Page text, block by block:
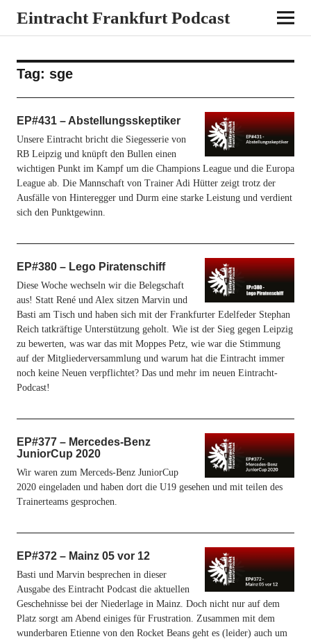
Eintracht Frankfurt Podcast
Tag: sge
EP#431 – Abstellungsskeptiker
Unsere Eintracht bricht die Siegesserie von
RB Leipzig und knüpft den Bullen einen
wichtigen Punkt im Kampf um die Champions League und die Europa
League ab. Die Mannschaft von Trainer Adi Hütter zeigt trotz der
Ausfälle von Hinteregger und Durm eine starke Leistung und verdient
sich den Punktgewinn.
EP#380 – Lego Piratenschiff
Diese Woche wechseln wir die Belegschaft
aus! Statt René und Alex sitzen Marvin und
Basti am Tisch und haben sich mit der Frankfurter Edelfeder Stephan
Reich tatkräftige Unterstützung geholt. Wie ist der Sieg gegen Leipzig
zu bewerten, was war das mit Moppes Petz, wie war die Stimmung
auf der Mitgliederversammlung und warum hat die Eintracht immer
noch keine Neuen verpflichtet? Das und mehr im neuen Eintracht-
Podcast!
EP#377 – Mercedes-Benz
JuniorCup 2020
Wir waren zum Merceds-Benz JuniorCup
2020 eingeladen und haben dort die U19 gesehen und mit teilen des
Trainerteams gesprochen.
EP#372 – Mainz 05 vor 12
Basti und Marvin besprechen in dieser
Ausgabe des Eintracht Podcast die aktuellen
Geschehnisse bei der Niederlage in Mainz. Doch nicht nur auf dem
Platz sorgt am Abend einiges für Frustration. Zusammen mit dem
wunderbaren Etienne von den Rocket Beans geht es (leider) auch um